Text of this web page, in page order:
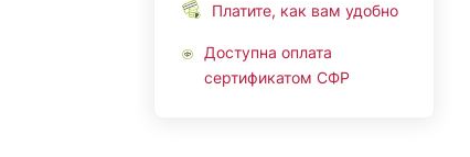
Платите, как вам удобно
Доступна оплата
сертификатом СФР